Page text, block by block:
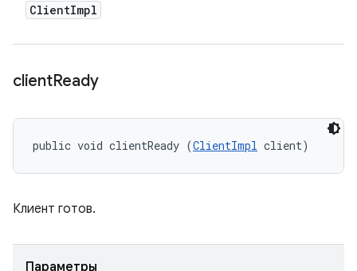
ClientImpl
clientReady
public void clientReady (ClientImpl client)
Клиент готов.
Параметры